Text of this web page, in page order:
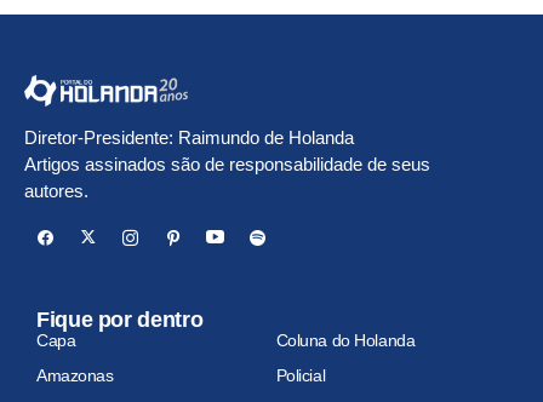
Diretor-Presidente: Raimundo de Holanda
Artigos assinados são de responsabilidade de seus
autores.
Fique por dentro
Capa
Coluna do Holanda
Amazonas
Policial